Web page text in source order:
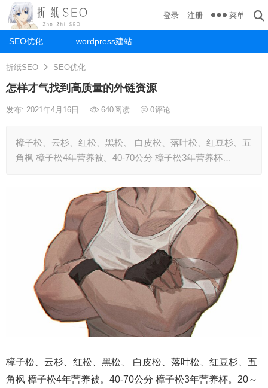
SEO优化 wordpress建站
登录 注册 菜单
折纸SEO SEO优化
怎样才气找到高质量的外链资源
发布: 2021年4月16日 640阅读 0评论
樟子松、云杉、红松、黑松、 白皮松、落叶松、红豆杉、五
角枫 樟子松4年营养被。40-70公分 樟子松3年营养杯…
樟子松、云杉、红松、黑松、 白皮松、落叶松、红豆杉、五
角枫 樟子松4年营养被。40-70公分 樟子松3年营养杯。20～